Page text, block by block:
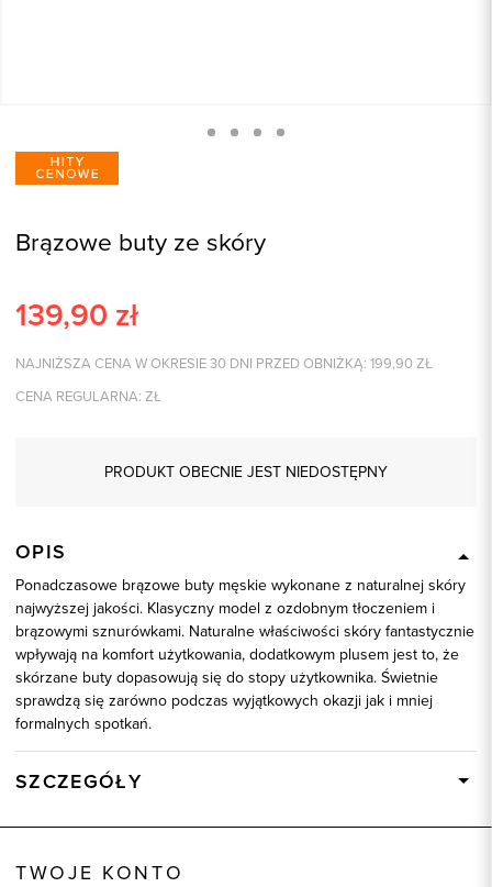
Brązowe buty ze skóry
139,90 zł
NAJNIŻSZA CENA W OKRESIE 30 DNI PRZED OBNIŻKĄ: 199,90 ZŁ
CENA REGULARNA: ZŁ
PRODUKT OBECNIE JEST NIEDOSTĘPNY
OPIS
Ponadczasowe brązowe buty męskie wykonane z naturalnej skóry
najwyższej jakości. Klasyczny model z ozdobnym tłoczeniem i
brązowymi sznurówkami. Naturalne właściwości skóry fantastycznie
wpływają na komfort użytkowania, dodatkowym plusem jest to, że
skórzane buty dopasowują się do stopy użytkownika. Świetnie
sprawdzą się zarówno podczas wyjątkowych okazji jak i mniej
formalnych spotkań.
SZCZEGÓŁY
TWOJE KONTO